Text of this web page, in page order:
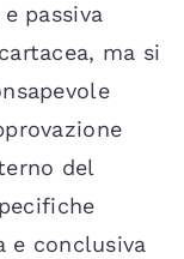
passiva
ma si
del
e conclusiva